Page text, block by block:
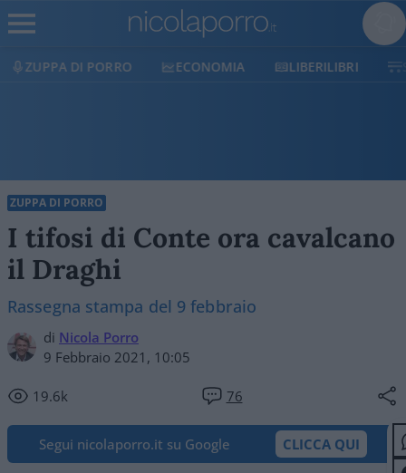
ECONOMIA LIBERILIBRI SHOP SOSTIENICI
ZUPPA DI PORRO
I tifosi di Conte ora cavalcano
il Draghi
Rassegna stampa del 9 febbraio
di Nicola Porro
9 Febbraio 2021, 10:05
19.6k 76
Segui nicolaporro.it su Google CLICCA QUI